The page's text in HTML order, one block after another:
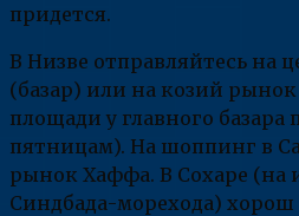
придется.
В Низве отправляйтесь на
(базар) или на козий
площади у главного базара
пятницам). На шоппинг в
рынок Хаффа. В Сохаре (на
Синдбада-морехода)